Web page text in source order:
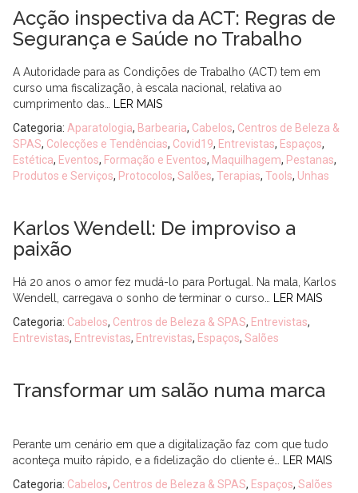
Acção inspectiva da ACT: Regras de
Segurança e Saúde no Trabalho
A Autoridade para as Condições de Trabalho (ACT) tem em
curso uma fiscalização, à escala nacional, relativa ao
cumprimento das…
LER MAIS
Categoria: Aparatologia, Barbearia, Cabelos, Centros de Beleza &
SPAS, Colecções e Tendências, Covid19, Entrevistas, Espaços,
Estética, Eventos, Formação e Eventos, Maquilhagem, Pestanas,
Produtos e Serviços, Protocolos, Salões, Terapias, Tools, Unhas
Karlos Wendell: De improviso a
paixão
Há 20 anos o amor fez mudá-lo para Portugal. Na mala, Karlos
Wendell, carregava o sonho de terminar o curso…
LER MAIS
Categoria: Cabelos, Centros de Beleza & SPAS, Entrevistas,
Entrevistas, Entrevistas, Entrevistas, Espaços, Salões
Transformar um salão numa marca
Perante um cenário em que a digitalização faz com que tudo
aconteça muito rápido, e a fidelização do cliente é…
LER MAIS
Categoria: Cabelos, Centros de Beleza & SPAS, Espaços, Salões